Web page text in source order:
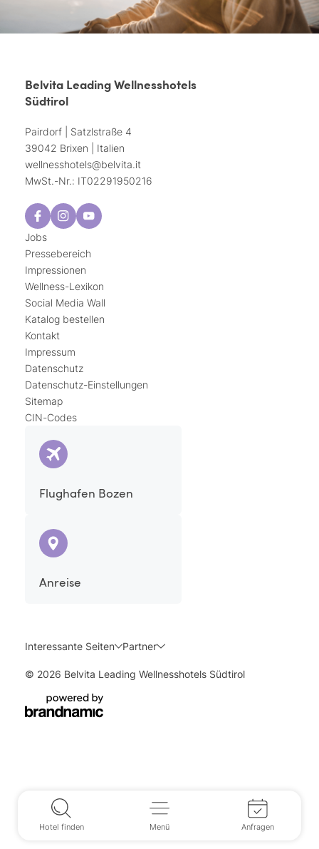
Belvita Leading Wellnesshotels
Südtirol
Pairdorf | Satzlstraße 4
39042 Brixen | Italien
wellnesshotels@belvita.it
MwSt.-Nr.: IT02291950216
Jobs
Pressebereich
Impressionen
Wellness-Lexikon
Social Media Wall
Katalog bestellen
Kontakt
Impressum
Datenschutz
Datenschutz-Einstellungen
Sitemap
CIN-Codes
Flughafen Bozen
Anreise
Interessante Seiten Partner
© 2026 Belvita Leading Wellnesshotels Südtirol
Hotel finden Menü Anfragen